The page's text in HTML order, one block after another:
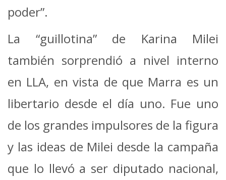
poder”.
La “guillotina” de Karina Milei
también sorprendió a nivel interno
en LLA, en vista de que Marra es un
libertario desde el día uno. Fue uno
de los grandes impulsores de la figura
y las ideas de Milei desde la campaña
que lo llevó a ser diputado nacional,